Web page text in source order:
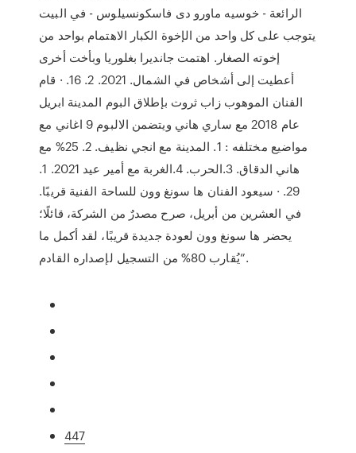
الرائعة - خوسيه ماورو دى فاسكونسيلوس - في البيت
يتوجب على كل واحد من الإخوة الكبار الاهتمام بواحد من
إخوته الصغار. اهتمت جانديرا بغلوريا وبأخت أخرى
أعطيت إلى أشخاص في الشمال. 2021. 2. 16. · قام
الفنان الموهوب زاب ثروت بإطلاق البوم المدينة ابريل
عام 2018 مع ساري هاني ويتضمن الالبوم 9 اغاني مع
مواضيع مختلفه : 1. المدينة مع انجي نظيف. 2. 25% مع
هاني الدقاق. 3.الحرب. 4.الغربة مع أمير عيد 2021. 1.
29. · سيعود الفنان ها سونغ وون للساحة الفنية قريبًا.
في العشرين من أبريل، صرح مصدرٌ من الشركة، قائلًا؛
يحضر ها سونغ وون لعودة جديدة قريبًا، لقد أكمل ما
يُقارب 80% من التسجيل لإصداره القادم”.
447